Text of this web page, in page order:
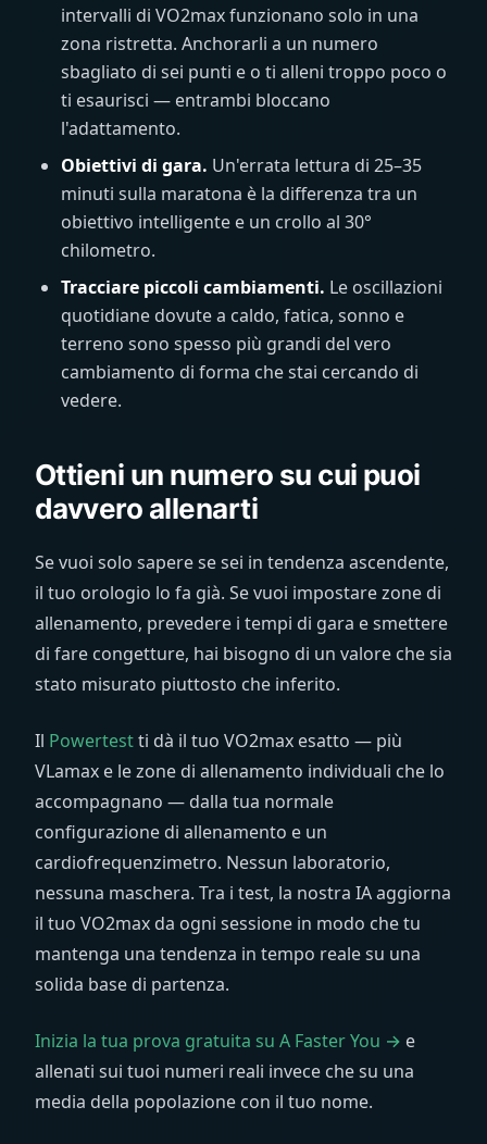
intervalli di VO2max funzionano solo in una
zona ristretta. Anchorarli a un numero
sbagliato di sei punti e o ti alleni troppo poco o
ti esaurisci — entrambi bloccano
l'adattamento.
Obiettivi di gara. Un'errata lettura di 25–35
minuti sulla maratona è la differenza tra un
obiettivo intelligente e un crollo al 30°
chilometro.
Tracciare piccoli cambiamenti. Le oscillazioni
quotidiane dovute a caldo, fatica, sonno e
terreno sono spesso più grandi del vero
cambiamento di forma che stai cercando di
vedere.
Ottieni un numero su cui puoi
davvero allenarti
Se vuoi solo sapere se sei in tendenza ascendente,
il tuo orologio lo fa già. Se vuoi impostare zone di
allenamento, prevedere i tempi di gara e smettere
di fare congetture, hai bisogno di un valore che sia
stato misurato piuttosto che inferito.
Il Powertestti dà il tuo VO2max esatto — più
VLamax e le zone di allenamento individuali che lo
accompagnano — dalla tua normale
configurazione di allenamento e un
cardiofrequenzimetro. Nessun laboratorio,
nessuna maschera. Tra i test, la nostra IA aggiorna
il tuo VO2max da ogni sessione in modo che tu
mantenga una tendenza in tempo reale su una
solida base di partenza.
Inizia la tua prova gratuita su A Faster You → e
allenati sui tuoi numeri reali invece che su una
media della popolazione con il tuo nome.